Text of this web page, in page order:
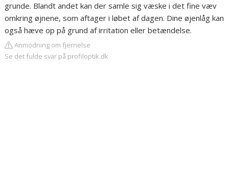
grunde. Blandt andet kan der samle sig væske i det fine væv
omkring øjnene, som aftager i løbet af dagen. Dine øjenlåg kan
også hæve op på grund af irritation eller betændelse.
Anmodning om fjernelse
Se det fulde svar på profiloptik.dk